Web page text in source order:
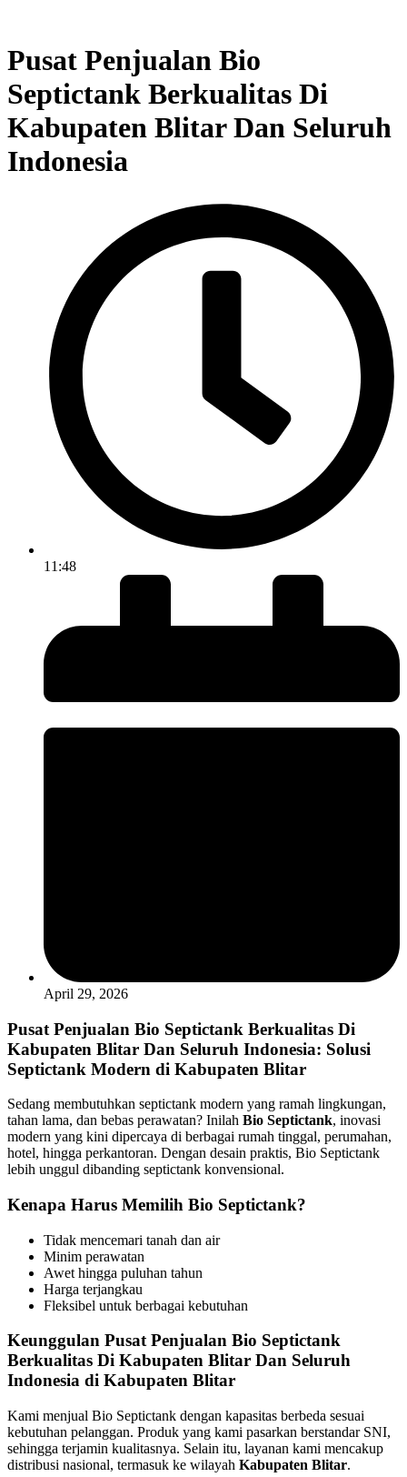
Pusat Penjualan Bio
Septictank Berkualitas Di
Kabupaten Blitar Dan Seluruh
Indonesia
11:48
April 29, 2026
Pusat Penjualan Bio Septictank Berkualitas Di
Kabupaten Blitar Dan Seluruh Indonesia: Solusi
Septictank Modern di Kabupaten Blitar
Sedang membutuhkan septictank modern yang ramah lingkungan,
tahan lama, dan bebas perawatan? Inilah Bio Septictank, inovasi
modern yang kini dipercaya di berbagai rumah tinggal, perumahan,
hotel, hingga perkantoran. Dengan desain praktis, Bio Septictank
lebih unggul dibanding septictank konvensional.
Kenapa Harus Memilih Bio Septictank?
Tidak mencemari tanah dan air
Minim perawatan
Awet hingga puluhan tahun
Harga terjangkau
Fleksibel untuk berbagai kebutuhan
Keunggulan Pusat Penjualan Bio Septictank
Berkualitas Di Kabupaten Blitar Dan Seluruh
Indonesia di Kabupaten Blitar
Kami menjual Bio Septictank dengan kapasitas berbeda sesuai
kebutuhan pelanggan. Produk yang kami pasarkan berstandar SNI,
sehingga terjamin kualitasnya. Selain itu, layanan kami mencakup
distribusi nasional, termasuk ke wilayah Kabupaten Blitar.